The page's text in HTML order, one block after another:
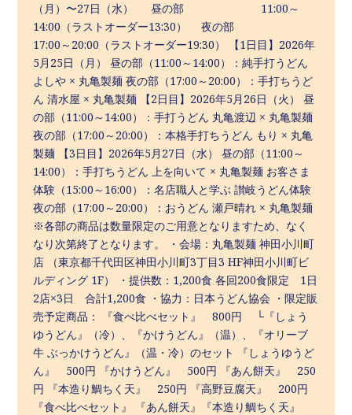
（月）〜27日（水） 昼の部 11:00～
14:00（ラストオーダー13:30） 夜の部
17:00～20:00（ラストオーダー19:30） 【1日目】2026年
5月25日（月） 昼の部（11:00～14:00）：純手打うどん
よしや × 丸亀製麺 夜の部（17:00～20:00）：手打ちうど
ん 清水屋 × 丸亀製麺 【2日目】2026年5月26日（火） 昼
の部（11:00～14:00）：手打うどん 丸亀渡辺 × 丸亀製麺
夜の部（17:00～20:00）：本格手打ちうどん もり × 丸亀
製麺 【3日目】2026年5月27日（水） 昼の部（11:00～
14:00）：手打ちうどん 上を向いて × 丸亀製麺 お客さま
体験（15:00～16:00）：名店職人と学ぶ 讃岐うどん体験
夜の部（17:00～20:00）：おうどん 瀬戸晴れ × 丸亀製麺
※各部の商品は数量限定のご用意となりますため、なく
なり次第終了となります。 ・会場：丸亀製麺 神田小川町
店 （東京都千代田区神田小川町3丁目3 HF神田小川町ビ
ルディング 1F） ・提供数：1,200食 各回200食限定 1日
2店×3日 合計1,200食 ・協力：日本うどん協会 ・限定販
売予定商品： 『食べ比べセット』 800円 └『しょう
ゆうどん』（冷）、『かけうどん』（温）、『オリーブ
牛 ぶっかけうどん』（温・冷）のセット 『しょうゆうど
ん』 500円 『かけうどん』 500円 『あん餅天』 250
円 『本造り鯛ちく天』 250円 『高野豆腐天』 200円
『食べ比べセット』 『あん餅天』『本造り鯛ちく天』